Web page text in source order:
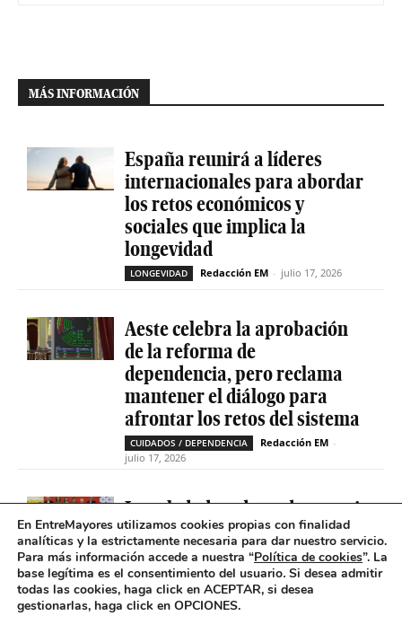
MÁS INFORMACIÓN
España reunirá a líderes
internacionales para abordar
los retos económicos y
sociales que implica la
longevidad
LONGEVIDAD Redacción EM - julio 17, 2026
Aeste celebra la aprobación
de la reforma de
dependencia, pero reclama
mantener el diálogo para
afrontar los retos del sistema
CUIDADOS / DEPENDENCIA Redacción EM -
julio 17, 2026
La soledad no deseada es casi
cinco veces superior entre
personas que tienen
problemas de salud mental
SOLEDAD NO DESEADA Redacción EM
julio 16, 2026
En EntreMayores utilizamos cookies propias con finalidad
analíticas y la estrictamente necesaria para dar nuestro servicio.
Para más información accede a nuestra “Política de cookies”. La
base legítima es el consentimiento del usuario. Si desea admitir
todas las cookies, haga click en ACEPTAR, si desea
gestionarlas, haga click en OPCIONES.